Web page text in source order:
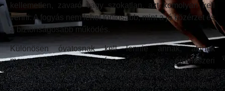
kellemetlen, zavaró vagy szokatlan, azt komolyan kell
venni. A fogyás nem lehet fontosabb, mint a jó közérzet és
a biztonságosabb működés.
Különösen óvatosnak kell lennie annak, akinek
magasabb a vérnyomása, szív- és érrendszeri
érzékenysége, alvászavara, pánikra való hajlama, erős
szorongása van, vagy gyógyszert szed. Ilyen esetekben